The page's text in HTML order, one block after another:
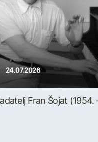
24.07.2026
Fran Šojat (1954.